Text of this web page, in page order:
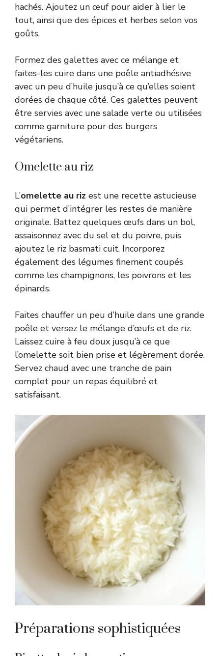
hachés. Ajoutez un œuf pour aider à lier le
tout, ainsi que des épices et herbes selon vos
goûts.
Formez des galettes avec ce mélange et
faites-les cuire dans une poêle antiadhésive
avec un peu d’huile jusqu’à ce qu’elles soient
dorées de chaque côté. Ces galettes peuvent
être servies avec une salade verte ou utilisées
comme garniture pour des burgers
végétariens.
Omelette au riz
L’omelette au riz est une recette astucieuse
qui permet d’intégrer les restes de manière
originale. Battez quelques œufs dans un bol,
assaisonnez avec du sel et du poivre, puis
ajoutez le riz basmati cuit. Incorporez
également des légumes finement coupés
comme les champignons, les poivrons et les
épinards.
Faites chauffer un peu d’huile dans une grande
poêle et versez le mélange d’œufs et de riz.
Laissez cuire à feu doux jusqu’à ce que
l’omelette soit bien prise et légèrement dorée.
Servez chaud avec une tranche de pain
complet pour un repas équilibré et
satisfaisant.
Préparations sophistiquées